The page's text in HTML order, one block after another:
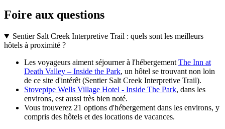
Foire aux questions
Sentier Salt Creek Interpretive Trail : quels sont les meilleurs
hôtels à proximité ?
Les voyageurs aiment séjourner à l'hébergement The Inn at
Death Valley – Inside the Park, un hôtel se trouvant non loin
de ce site d'intérêt (Sentier Salt Creek Interpretive Trail).
Stovepipe Wells Village Hotel - Inside The Park, dans les
environs, est aussi très bien noté.
Vous trouverez 21 options d'hébergement dans les environs, y
compris des hôtels et des locations de vacances.